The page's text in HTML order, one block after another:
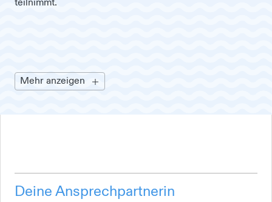
teilnimmt.
Mehr anzeigen
Deine Ansprechpartnerin